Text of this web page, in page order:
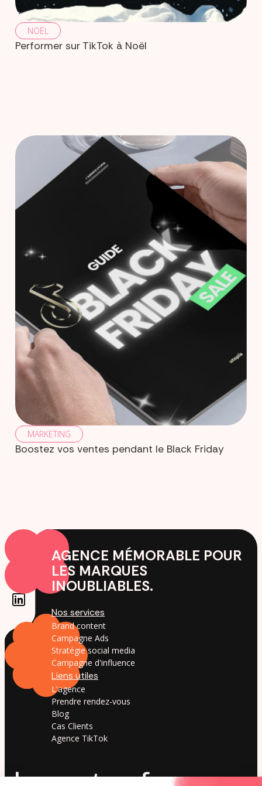
NOËL
Performer sur TikTok à Noël
MARKETING
Boostez vos ventes pendant le Black Friday
AGENCE MÉMORABLE POUR
LES MARQUES
INOUBLIABLES.
Nos services
Brand content
Campagne Ads
Stratégie social media
Campagne d'influence
Liens utiles
L'agence
Prendre rendez-vous
Blog
Cas Clients
Agence TikTok